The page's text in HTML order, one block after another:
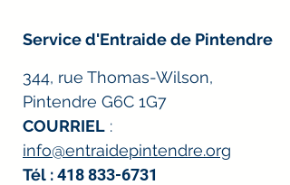
Service d'Entraide de Pintendre
344, rue Thomas-Wilson,
Pintendre G6C 1G7
COURRIEL :
info@entraidepintendre.org
Tél :418 833-6731